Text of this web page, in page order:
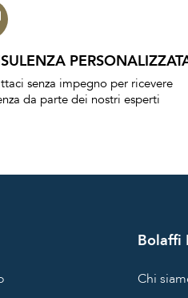
senza impegno per ricevere
da parte dei nostri esperti
Bolaffi
Chi